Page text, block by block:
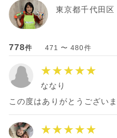
東京都千代田区
778件 471 〜 480件
★★★★★
ななり
この度はありがとうございま
★★★★★